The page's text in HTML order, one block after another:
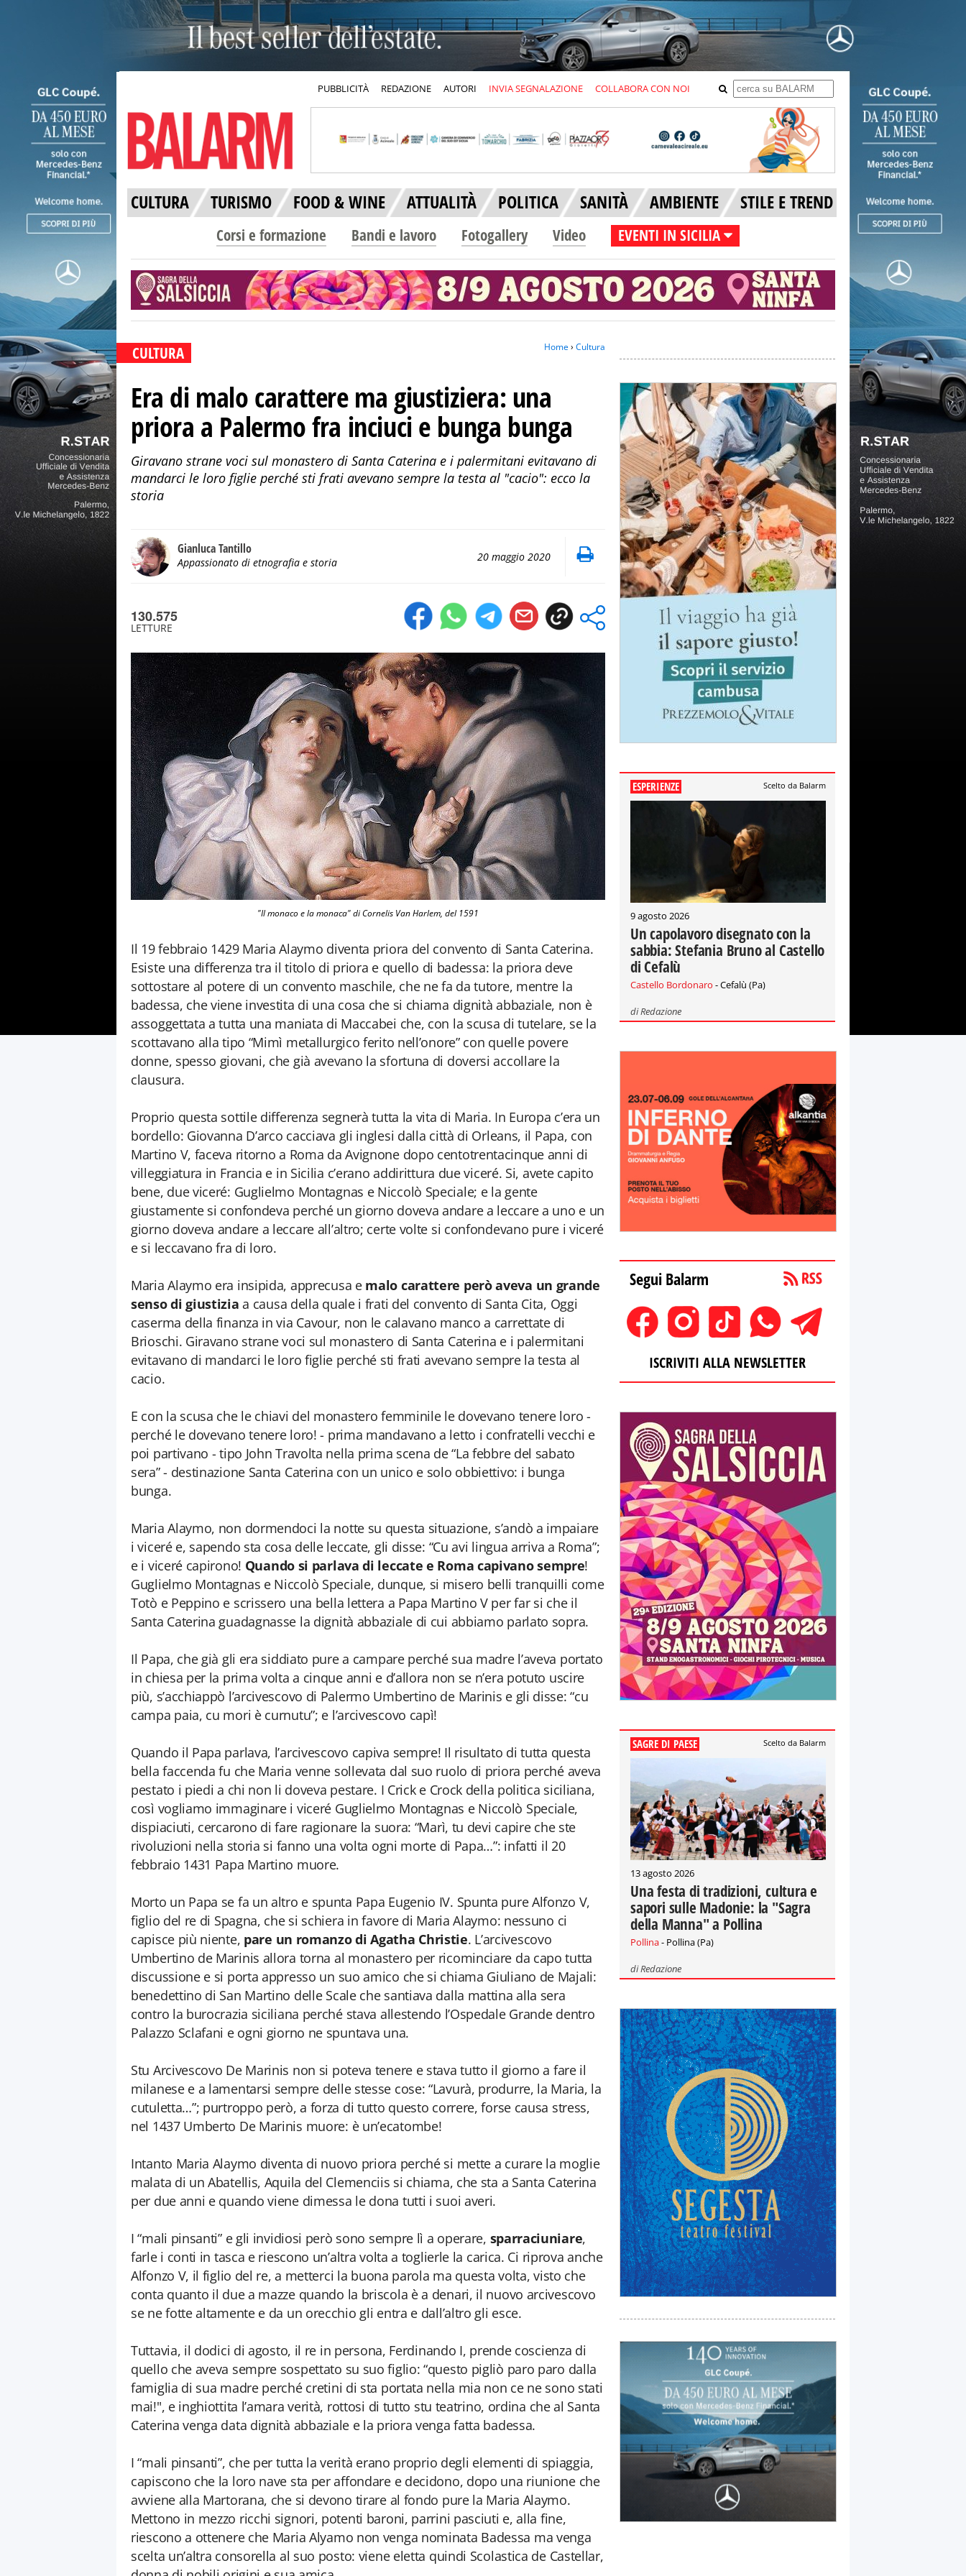
PUBBLICITÀ REDAZIONE AUTORI INVIA SEGNALAZIONE COLLABORA CON NOI
CULTURA TURISMO FOOD & WINE ATTUALITÀ POLITICA SANITÀ AMBIENTE STILE E TREND
Corsi e formazione Bandi e lavoro Fotogallery Video EVENTI IN SICILIA
CULTURA Home› Cultura
Era di malo carattere ma giustiziera: una
priora a Palermo fra inciuci e bunga bunga
Giravano strane voci sul monastero di Santa Caterina e i palermitani evitavano di
mandarci le loro figlie perché sti frati avevano sempre la testa al "cacio": ecco la
storia
Gianluca Tantillo
Appassionato di etnografia e storia 20 maggio 2020
130.575
LETTURE
"Il monaco e la monaca" di Cornelis Van Harlem, del 1591
Il 19 febbraio 1429 Maria Alaymo diventa priora del convento di Santa Caterina.
Esiste una differenza tra il titolo di priora e quello di badessa: la priora deve
sottostare al potere di un convento maschile, che ne fa da tutore, mentre la
badessa, che viene investita di una cosa che si chiama dignità abbaziale, non è
assoggettata a tutta una maniata di Maccabei che, con la scusa di tutelare, se la
scottavano alla tipo “Mimì metallurgico ferito nell’onore” con quelle povere
donne, spesso giovani, che già avevano la sfortuna di doversi accollare la
clausura.
Proprio questa sottile differenza segnerà tutta la vita di Maria. In Europa c’era un
bordello: Giovanna D’arco cacciava gli inglesi dalla città di Orleans, il Papa, con
Martino V, faceva ritorno a Roma da Avignone dopo centotrentacinque anni di
villeggiatura in Francia e in Sicilia c’erano addirittura due viceré. Si, avete capito
bene, due viceré: Guglielmo Montagnas e Niccolò Speciale; e la gente
giustamente si confondeva perché un giorno doveva andare a leccare a uno e un
giorno doveva andare a leccare all’altro; certe volte si confondevano pure i viceré
e si leccavano fra di loro.
Maria Alaymo era insipida, apprecusa e malo carattere però aveva un grande
senso di giustizia a causa della quale i frati del convento di Santa Cita, Oggi
caserma della finanza in via Cavour, non le calavano manco a carrettate di
Brioschi. Giravano strane voci sul monastero di Santa Caterina e i palermitani
evitavano di mandarci le loro figlie perché sti frati avevano sempre la testa al
cacio.
E con la scusa che le chiavi del monastero femminile le dovevano tenere loro -
perché le dovevano tenere loro! - prima mandavano a letto i confratelli vecchi e
poi partivano - tipo John Travolta nella prima scena de “La febbre del sabato
sera” - destinazione Santa Caterina con un unico e solo obbiettivo: i bunga
bunga.
Maria Alaymo, non dormendoci la notte su questa situazione, s’andò a impaiare
i viceré e, sapendo sta cosa delle leccate, gli disse: “Cu avi lingua arriva a Roma”;
e i viceré capirono! Quando si parlava di leccate e Roma capivano sempre!
Guglielmo Montagnas e Niccolò Speciale, dunque, si misero belli tranquilli come
Totò e Peppino e scrissero una bella lettera a Papa Martino V per far si che il
Santa Caterina guadagnasse la dignità abbaziale di cui abbiamo parlato sopra.
Il Papa, che già gli era siddiato pure a campare perché sua madre l’aveva portato
in chiesa per la prima volta a cinque anni e d’allora non se n’era potuto uscire
più, s’acchiappò l’arcivescovo di Palermo Umbertino de Marinis e gli disse: “cu
campa paia, cu mori è curnutu”; e l’arcivescovo capì!
Quando il Papa parlava, l’arcivescovo capiva sempre! Il risultato di tutta questa
bella faccenda fu che Maria venne sollevata dal suo ruolo di priora perché aveva
pestato i piedi a chi non li doveva pestare. I Crick e Crock della politica siciliana,
così vogliamo immaginare i viceré Guglielmo Montagnas e Niccolò Speciale,
dispiaciuti, cercarono di fare ragionare la suora: “Marì, tu devi capire che ste
rivoluzioni nella storia si fanno una volta ogni morte di Papa…”: infatti il 20
febbraio 1431 Papa Martino muore.
Morto un Papa se fa un altro e spunta Papa Eugenio IV. Spunta pure Alfonzo V,
figlio del re di Spagna, che si schiera in favore di Maria Alaymo: nessuno ci
capisce più niente, pare un romanzo di Agatha Christie. L’arcivescovo
Umbertino de Marinis allora torna al monastero per ricominciare da capo tutta
discussione e si porta appresso un suo amico che si chiama Giuliano de Majali:
benedettino di San Martino delle Scale che santiava dalla mattina alla sera
contro la burocrazia siciliana perché stava allestendo l’Ospedale Grande dentro
Palazzo Sclafani e ogni giorno ne spuntava una.
Stu Arcivescovo De Marinis non si poteva tenere e stava tutto il giorno a fare il
milanese e a lamentarsi sempre delle stesse cose: “Lavurà, produrre, la Maria, la
cutuletta…”; purtroppo però, a forza di tutto questo correre, forse causa stress,
nel 1437 Umberto De Marinis muore: è un’ecatombe!
Intanto Maria Alaymo diventa di nuovo priora perché si mette a curare la moglie
malata di un Abatellis, Aquila del Clemenciis si chiama, che sta a Santa Caterina
per due anni e quando viene dimessa le dona tutti i suoi averi.
I “mali pinsanti” e gli invidiosi però sono sempre lì a operare, sparraciuniare,
farle i conti in tasca e riescono un’altra volta a toglierle la carica. Ci riprova anche
Alfonzo V, il figlio del re, a metterci la buona parola ma questa volta, visto che
conta quanto il due a mazze quando la briscola è a denari, il nuovo arcivescovo
se ne fotte altamente e da un orecchio gli entra e dall’altro gli esce.
Tuttavia, il dodici di agosto, il re in persona, Ferdinando I, prende coscienza di
quello che aveva sempre sospettato su suo figlio: “questo pigliò paro paro dalla
famiglia di sua madre perché cretini di sta portata nella mia non ce ne sono stati
mai!", e inghiottita l’amara verità, rottosi di tutto stu teatrino, ordina che al Santa
Caterina venga data dignità abbaziale e la priora venga fatta badessa.
I “mali pinsanti”, che per tutta la verità erano proprio degli elementi di spiaggia,
capiscono che la loro nave sta per affondare e decidono, dopo una riunione che
avviene alla Martorana, che si devono tirare al fondo pure la Maria Alaymo.
Mettono in mezzo ricchi signori, potenti baroni, parrini pasciuti e, alla fine,
riescono a ottenere che Maria Alyamo non venga nominata Badessa ma venga
scelta un’altra consorella al suo posto: viene eletta quindi Scolastica de Castellar,
ESPERIENZE Scelto da Balarm
9 agosto 2026
Un capolavoro disegnato con la
sabbia: Stefania Bruno al Castello
di Cefalù
Castello Bordonaro - Cefalù (Pa)
diRedazione
Segui Balarm
ISCRIVITI ALLA NEWSLETTER
SAGRE DI PAESE Scelto da Balarm
13 agosto 2026
Una festa di tradizioni, cultura e
sapori sulle Madonie: la "Sagra
della Manna" a Pollina
Pollina- Pollina (Pa)
diRedazione